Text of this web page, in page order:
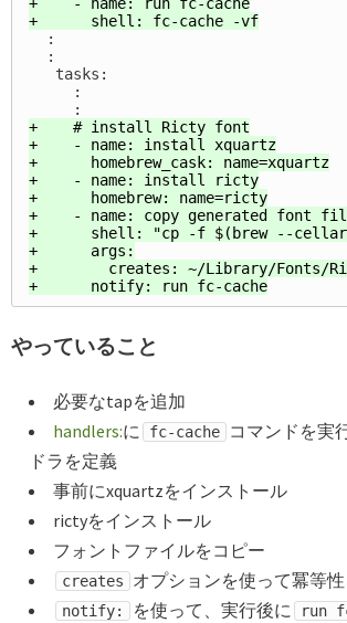
  :
  :
   tasks:
     :
+    # install Ricty font
+    - name: install xquartz
+      homebrew_cask: name=xquartz
+    - name: install ricty
+      homebrew: name=ricty
+    - name: copy generated font
+      shell: "cp -f $(brew --
+      args:
+        creates: ~/Library/Fonts/
やっていること
必要なtapを追加
handlers:に fc-cache
コマンドを実
ドラを定義
事前にxquartzをインストール
rictyをインストール
フォントファイルをコピー
creates オプションを使って冪等
notify: を使って、実行後に run